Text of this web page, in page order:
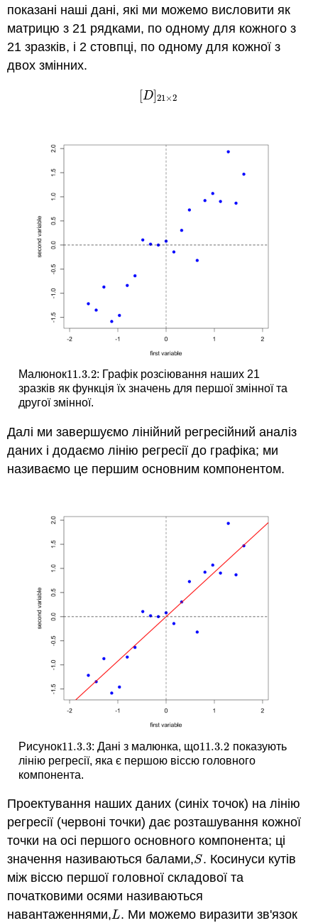
показані наші дані, які ми можемо висловити як
матрицю з 21 рядками, по одному для кожного з
21 зразків, і 2 стовпці, по одному для кожної з
двох змінних.
[D]21×2
D] 21×
Малюнок11.3.2
11.3.2: Графік розсіювання наших 21
зразків як функція їх значень для першої змінної та
другої змінної.
Далі ми завершуємо лінійний регресійний аналіз
даних і додаємо лінію регресії до графіка; ми
називаємо це першим основним компонентом.
Рисунок11.3.3
11.3.3: Дані з малюнка, що11.3.2
11.3.2 показують
лінію регресії, яка є першою віссю головного
компонента.
Проектування наших даних (синіх точок) на лінію
регресії (червоні точки) дає розташування кожної
точки на осі першого основного компонента; ці
значення називаються балами,S
S. Косинуси кутів
між віссю першої головної складової та
початковими осями називаються
навантаженнями,L
L. Ми можемо виразити зв'язок